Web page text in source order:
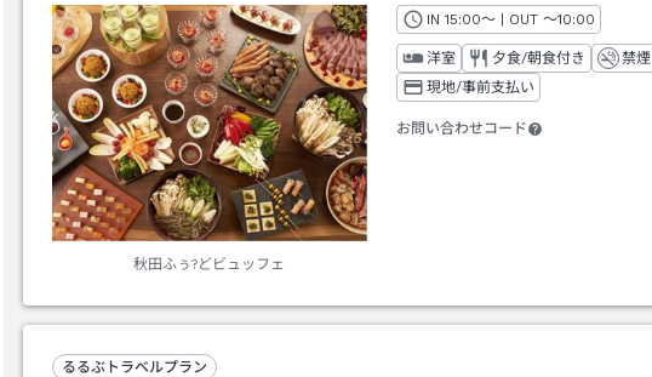
秋田ふぅ?どビュッフェ
IN チェックイン
15:00～ | OUT チェックアウト
～10:00
洋室 夕食/朝食付き
禁煙
現地/事前支払い
お問い合わせコード
るるぶトラベルプラン